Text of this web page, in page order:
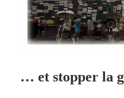
… et stopper la